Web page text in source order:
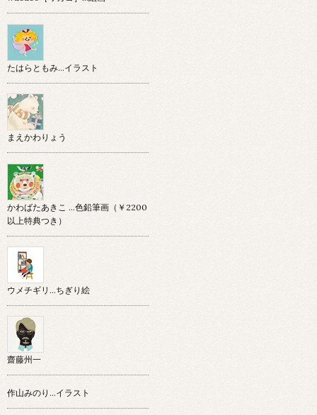
たはらともみ…イラスト
まえかわりょう
かわばたあきこ …色鉛筆画（￥2200
以上特典つき）
ウメチギリ…ちぎり絵
齋藤州一
作山みのり…イラスト